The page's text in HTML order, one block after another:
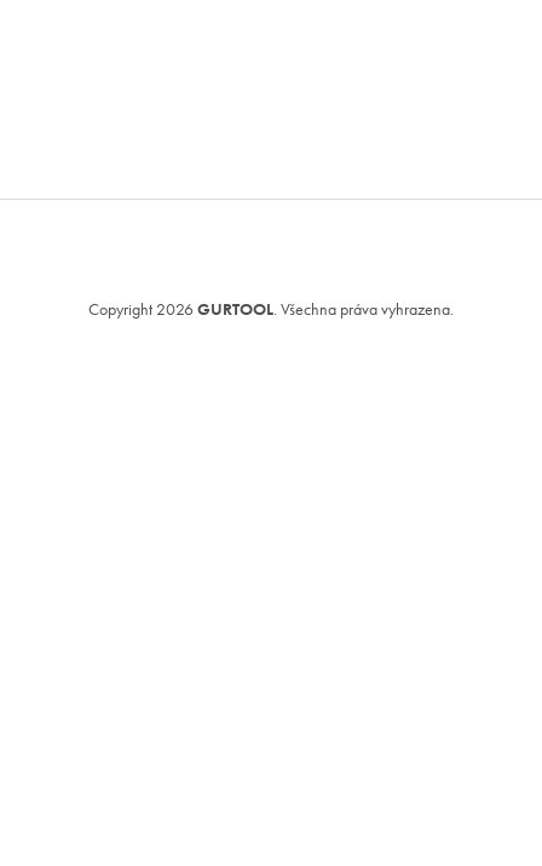
Copyright 2026 GURTOOL. Všechna práva vyhrazena.